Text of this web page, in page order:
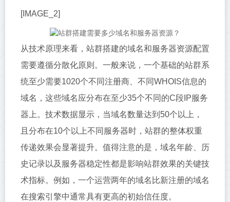
[IMAGE_2]
从技术原理来看，站群搭建的域名和服务器资源配置
需要遵循分散化原则。一般来说，一个基础的站群系
统至少需要1020个不同注册商、不同WHOIS信息的
域名，这些域名应分布在至少35个不同的C段IP服务
器上。技术数据显示，当域名数量达到50个以上，
且分布在10个以上不同服务器时，站群的整体权重
传递效果会显著提升。值得注意的是，域名年龄、历
史记录以及服务器稳定性都是影响站群效果的关键技
术指标。例如，一个运营两年的域名比新注册的域名
在搜索引擎中通常具有更高的初始信任度。